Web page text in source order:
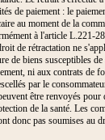
de paiement : le
au moment de la
à l'article L.221-
de rétractation ne
de biens susceptibles
ni aux contrats de
par le
être renvoyés pour
de la santé. Les
donc pas soumises au